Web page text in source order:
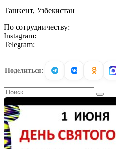
Ташкент, Узбекистан
По сотрудничеству:
Instagram:
Telegram:
Поделиться:
Search
for: